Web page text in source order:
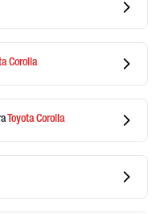
Corolla
ToyotaCorolla